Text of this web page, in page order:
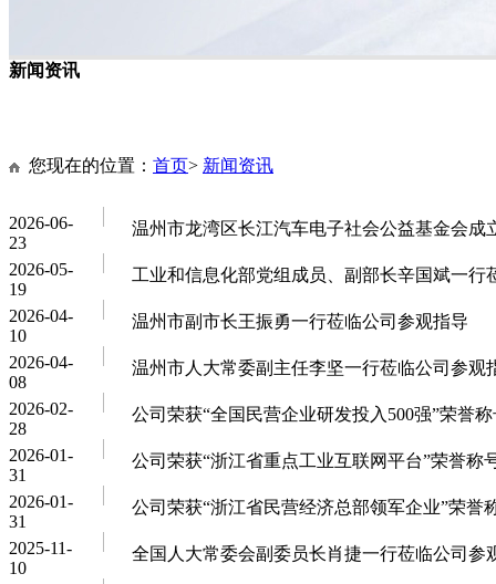
新闻资讯
您现在的位置： 首页> 新闻资讯
2026-06-
23
温州市龙湾区长江汽车电子社会公益基金会成
2026-05-
19
工业和信息化部党组成员、副部长辛国斌一行
2026-04-
10
温州市副市长王振勇一行莅临公司参观指导
2026-04-
08
温州市人大常委副主任李坚一行莅临公司参观
2026-02-
28
公司荣获“全国民营企业研发投入500强”荣誉
2026-01-
31
公司荣获“浙江省重点工业互联网平台”荣誉称
2026-01-
31
公司荣获“浙江省民营经济总部领军企业”荣誉
2025-11-
10
全国人大常委会副委员长肖捷一行莅临公司参